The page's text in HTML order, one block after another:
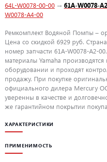
64L-W0078-00-00 → 61A-W0078-
W0078-A4-00
Ремкомплект Водяной Помпы –
Цена со скидкой 6929 руб.
номер запчасти 61A-W0078-A2-
материалы Yamaha
оборудовании и проходят
продажу. При покупке
официального дилера Mercury
уверенны в качестве и
же гарантийном покрытии
ХАРАКТЕРИСТИКИ
ПРИМЕНИМОСТЬ